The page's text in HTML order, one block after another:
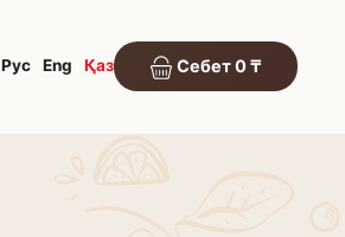
Рус Eng Қаз Себет 0 ₸